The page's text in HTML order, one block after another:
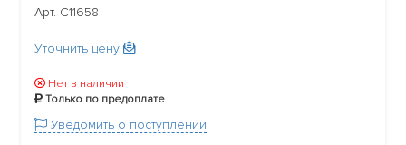
Арт. C11658
Уточнить цену
Нет в наличии
Только по предоплате
Уведомить о поступлении